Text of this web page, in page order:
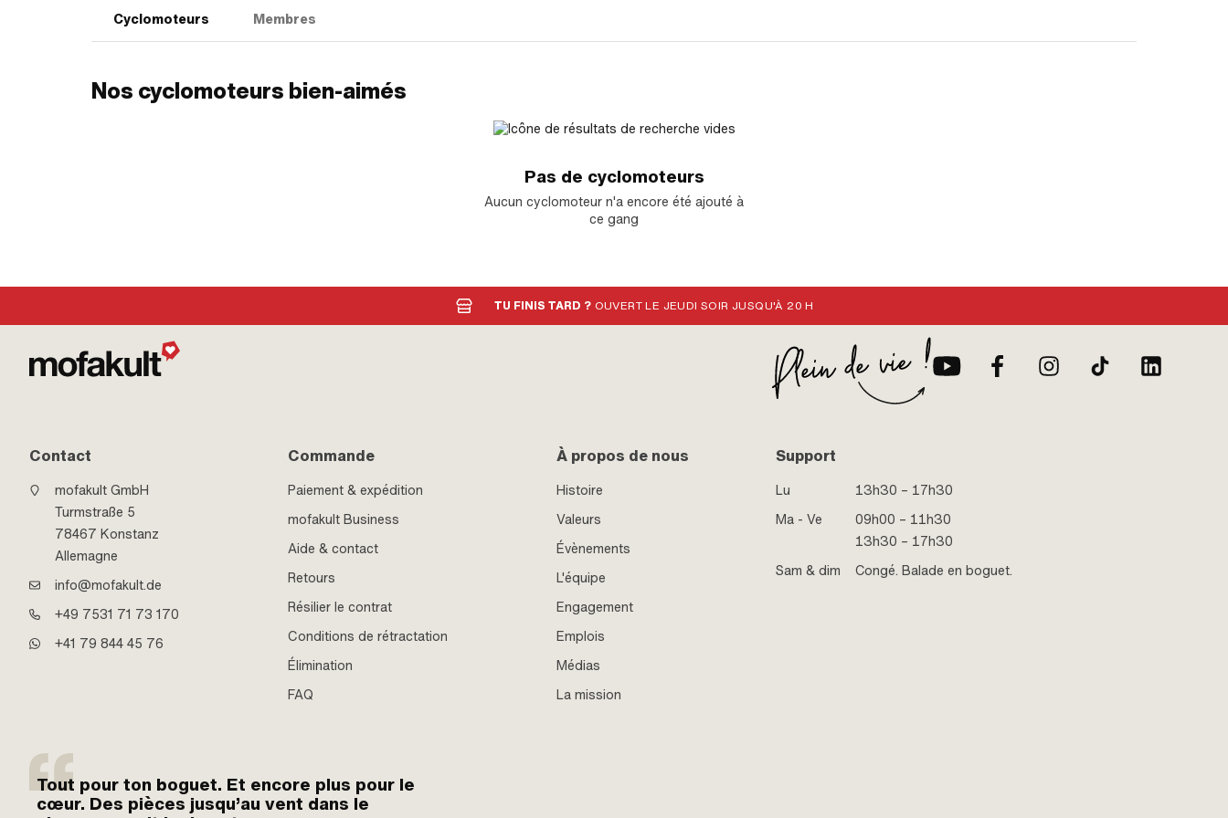
Cyclomoteurs Membres
Nos cyclomoteurs bien-aimés
Pas de cyclomoteurs
Aucun cyclomoteur n'a encore été ajouté à
ce gang
TU FINIS TARD ? OUVERT LE JEUDI SOIR JUSQU'À 20 H
Contact
mofakult GmbH
Turmstraße 5
78467 Konstanz
Allemagne
info@mofakult.de
+49 7531 71 73 170
+41 79 844 45 76
Commande
Paiement & expédition
mofakult Business
Aide & contact
Retours
Résilier le contrat
Conditions de rétractation
Élimination
FAQ
À propos de nous
Histoire
Valeurs
Évènements
L'équipe
Engagement
Emplois
Médias
La mission
Support
Lu
13h30 – 17h30
Ma - Ve
09h00 – 11h30
13h30 – 17h30
Sam & dim
Congé. Balade en boguet.
Tout pour ton boguet. Et encore plus pour le
cœur. Des pièces jusqu’au vent dans le